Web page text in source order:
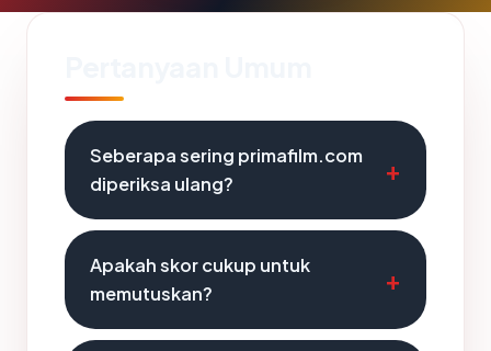
Seberapa sering primafilm.com
diperiksa ulang?
Apakah skor cukup untuk
memutuskan?